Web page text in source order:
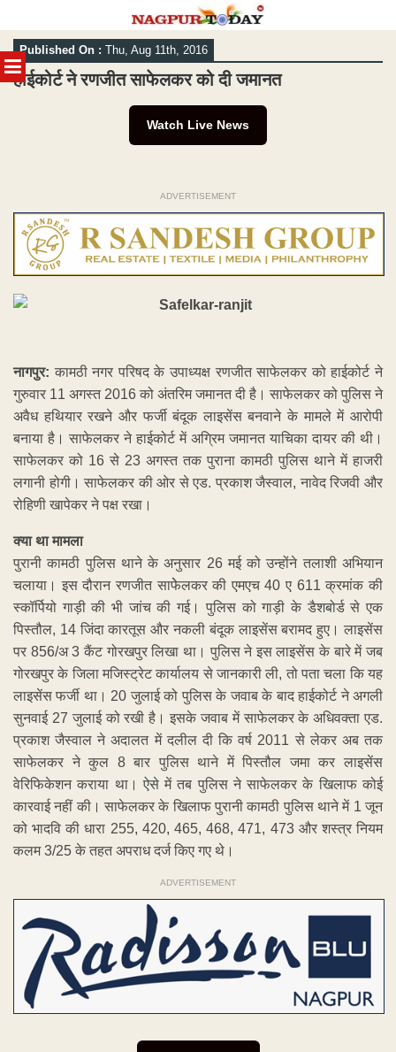
MENU
Skip
to
content
Published On : Thu, Aug 11th, 2016
हाईकोर्ट ने रणजीत साफेलकर को दी जमानत
Watch Live News
ADVERTISEMENT
नागपुर: कामठी नगर परिषद के उपाध्यक्ष रणजीत साफेलकर को हाईकोर्ट ने
गुरुवार 11 अगस्त 2016 को अंतरिम जमानत दी है। साफेलकर को पुलिस ने
अवैध हथियार रखने और फर्जी बंदूक लाइसेंस बनवाने के मामले में आरोपी
बनाया है। साफेलकर ने हाईकोर्ट में अग्रिम जमानत याचिका दायर की थी।
साफेलकर को 16 से 23 अगस्त तक पुराना कामठी पुलिस थाने में हाजरी
लगानी होगी। साफेलकर की ओर से एड. प्रकाश जैस्वाल, नावेद रिजवी और
रोहिणी खापेकर ने पक्ष रखा।
क्या था मामला
पुरानी कामठी पुलिस थाने के अनुसार 26 मई को उन्होंने तलाशी अभियान
चलाया। इस दौरान रणजीत साफेेलकर की एमएच 40 ए 611 क्रमांक की
स्कॉर्पियो गाड़ी की भी जांच की गई। पुलिस को गाड़ी के डैशबोर्ड से एक
पिस्तौल, 14 जिंदा कारतूस और नकली बंदूक लाइसेंस बरामद हुए। लाइसेंस
पर 856/अ 3 कैंट गोरखपुर लिखा था। पुलिस ने इस लाइसेंस के बारे में जब
गोरखपुर के जिला मजिस्ट्रेट कार्यालय से जानकारी ली, तो पता चला कि यह
लाइसेंस फर्जी था। 20 जुलाई को पुलिस के जवाब के बाद हाईकोर्ट ने अगली
सुनवाई 27 जुलाई को रखी है। इसके जवाब में साफेलकर के अधिवक्ता एड.
प्रकाश जैस्वाल ने अदालत में दलील दी कि वर्ष 2011 से लेकर अब तक
साफेलकर ने कुल 8 बार पुलिस थाने में पिस्तौल जमा कर लाइसेंस
वेरिफिकेशन कराया था। ऐसे में तब पुलिस ने साफेलकर के खिलाफ कोई
कारवाई नहीं की। साफेलकर के खिलाफ पुरानी कामठी पुलिस थाने में 1 जून
को भादवि की धारा 255, 420, 465, 468, 471, 473 और शस्त्र नियम
कलम 3/25 के तहत अपराध दर्ज किए गए थे।
ADVERTISEMENT